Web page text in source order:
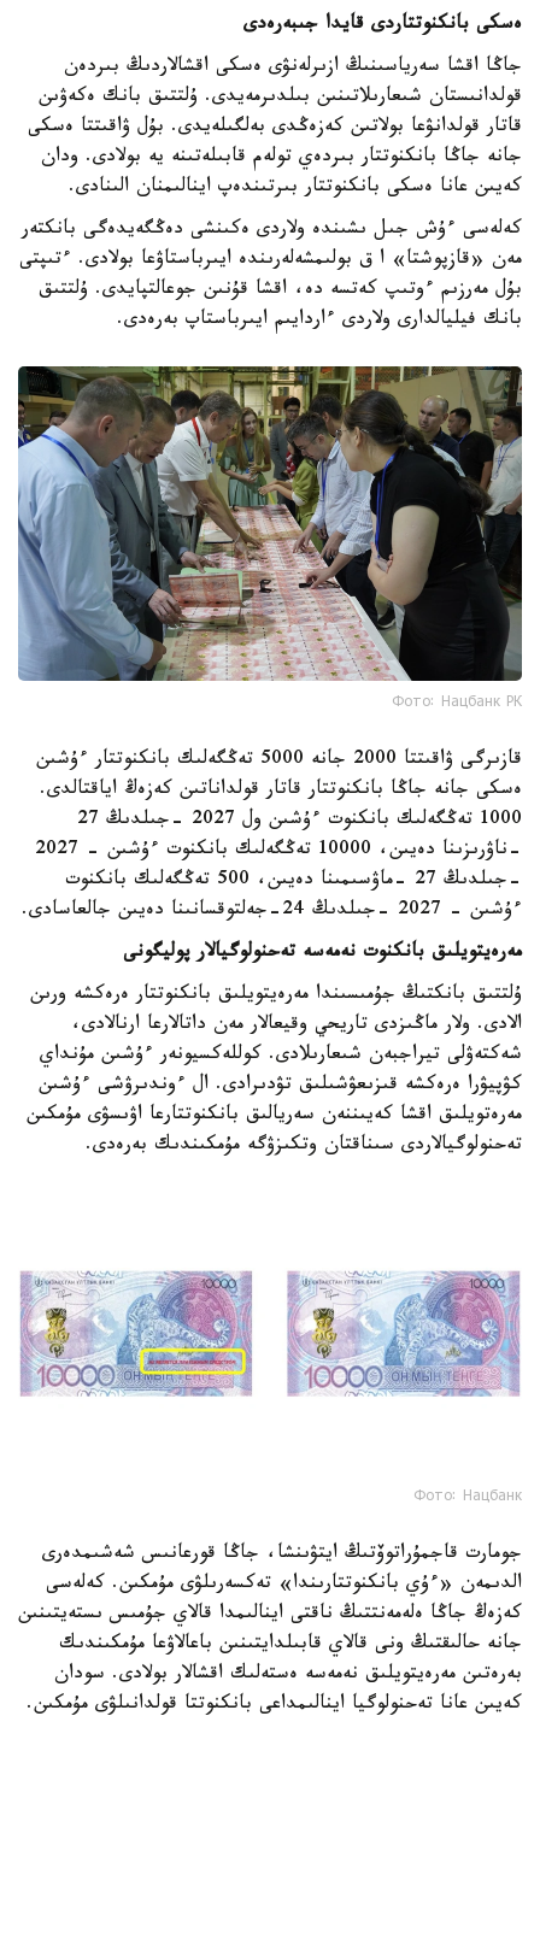
ەسكى بانكنوتتاردى قايدا جىبەرەدى
جاڭا اقشا سەرياسىنىڭ ازىرلەنۋى ەسكى اقشالاردىڭ بىردەن
قولدانىستان شىعارىلاتىنىن بىلدىرمەيدى. ۇلتتىق بانك ەكەۋىن
قاتار قولدانۋعا بولاتىن كەزەڭدى بەلگىلەيدى. بۇل ۋاقىتتا ەسكى
جانە جاڭا بانكنوتتار بىردەي تولەم قابىلەتىنە يە بولادى. ودان
كەيىن عانا ەسكى بانكنوتتار بىرتىندەپ اينالىمنان الىنادى.
كەلەسى ءۇش جىل ىشىندە ولاردى ەكىنشى دەڭگەيدەگى بانكتەر
مەن «قازپوشتا» ا ق بولىمشەلەرىندە ايىرباستاۋعا بولادى. ءتىپتى
بۇل مەرزىم ءوتىپ كەتسە دە، اقشا قۇنىن جوعالتپايدى. ۇلتتىق
بانك فيليالدارى ولاردى ءاردايىم ايىرباستاپ بەرەدى.
Фото: Нацбанк РК
قازىرگى ۋاقىتتا 2000 جانە 5000 تەڭگەلىك بانكنوتتار ءۇشىن
ەسكى جانە جاڭا بانكنوتتار قاتار قولداناتىن كەزەڭ اياقتالدى.
1000 تەڭگەلىك بانكنوت ءۇشىن ول 2027 -جىلدىڭ 27
-ناۋرىزىنا دەيىن، 10000 تەڭگەلىك بانكنوت ءۇشىن - 2027
-جىلدىڭ 27 -ماۋسىمىنا دەيىن، 500 تەڭگەلىك بانكنوت
ءۇشىن - 2027 -جىلدىڭ 24-جەلتوقسانىنا دەيىن جالعاسادى.
مەرەيتويلىق بانكنوت نەمەسە تەحنولوگيالار پوليگونى
ۇلتتىق بانكتىڭ جۇمىسىندا مەرەيتويلىق بانكنوتتار ەرەكشە ورىن
الادى. ولار ماڭىزدى تاريحي وقيعالار مەن داتالارعا ارنالادى،
شەكتەۋلى تيراجبەن شىعارىلادى. كوللەكسيونەر ءۇشىن مۇنداي
كۋپيۋرا ەرەكشە قىزىعۋشىلىق تۋدىرادى. ال ءوندىرۋشى ءۇشىن
مەرەتويلىق اقشا كەيىننەن سەريالىق بانكنوتتارعا اۋىسۋى مۇمكىن
تەحنولوگيالاردى سىناقتان وتكىزۋگە مۇمكىندىك بەرەدى.
Фото: Нацбанк
جومارت قاجمۇراتوۆتىڭ ايتۋىنشا، جاڭا قورعانىس شەشىمدەرى
الدىمەن «ءۇي بانكنوتتارىندا» تەكسەرىلۋى مۇمكىن. كەلەسى
كەزەڭ جاڭا ەلەمەنتتىڭ ناقتى اينالىمدا قالاي جۇمىس ىستەيتىنىن
جانە حالىقتىڭ ونى قالاي قابىلدايتىنىن باعالاۋعا مۇمكىندىك
بەرەتىن مەرەيتويلىق نەمەسە ەستەلىك اقشالار بولادى. سودان
كەيىن عانا تەحنولوگيا اينالىمداعى بانكنوتتا قولدانىلۋى مۇمكىن.